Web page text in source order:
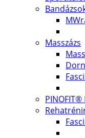
Masszázs